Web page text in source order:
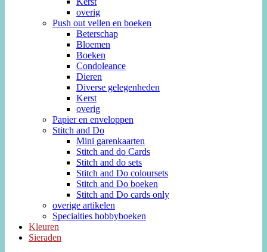
overig
Push out vellen en boeken
Beterschap
Bloemen
Boeken
Condoleance
Dieren
Diverse gelegenheden
Kerst
overig
Papier en enveloppen
Stitch and Do
Mini garenkaarten
Stitch and do Cards
Stitch and do sets
Stitch and Do coloursets
Stitch and Do boeken
Stitch and Do cards only
overige artikelen
Specialties hobbyboeken
Kleuren
Sieraden